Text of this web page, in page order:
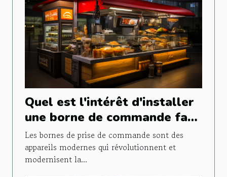
Quel est l'intérêt d'installer
une borne de commande fast
food ?
Les bornes de prise de commande sont des
appareils modernes qui révolutionnent et
modernisent la...